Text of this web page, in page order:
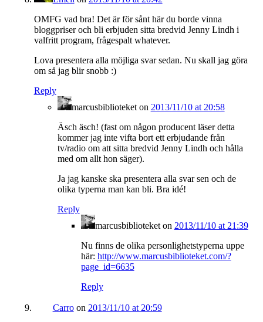
OMFG vad bra! Det är för sånt här du borde vinna
bloggpriser och bli erbjuden sitta bredvid Jenny Lindh i
valfritt program, frågespalt whatever.
Lova presentera alla möjliga svar sedan. Nu skall jag göra
om så jag blir snobb :)
Reply
marcusbiblioteketon 2013/11/10 at 20:58
Äsch äsch! (fast om någon producent läser detta
kommer jag inte vifta bort ett erbjudande från
tv/radio om att sitta bredvid Jenny Lindh och hålla
med om allt hon säger).
Ja jag kanske ska presentera alla svar sen och de
olika typerna man kan bli. Bra idé!
Reply
marcusbiblioteketon 2013/11/10 at 21:39
Nu finns de olika personlighetstyperna uppe
här: http://www.marcusbiblioteket.com/?
page_id=6635
Reply
Carroon 2013/11/10 at 20:59